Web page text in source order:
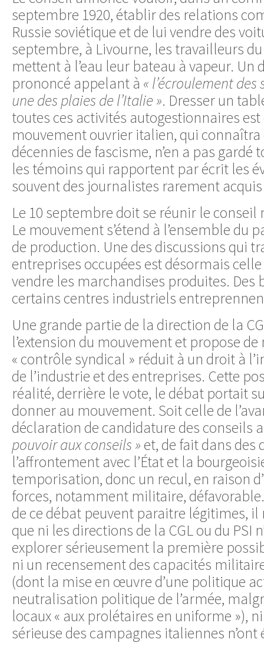
septembre 1920, établir des relations
Russie soviétique et de lui vendre des
septembre, à Livourne, les travailleurs
mettent à l’eau leur bateau à vapeur. Un
prononcé appelant à « l’écroulement
une des plaies de l’Italie ». Dresser un
toutes ces activités autogestionnaires
mouvement ouvrier italien, qui connaîtra
décennies de fascisme, n’en a pas
les témoins qui rapportent par écrit les
souvent des journalistes rarement
Le 10 septembre doit se réunir le conseil
Le mouvement s’étend à l’ensemble du
de production. Une des discussions qui
entreprises occupées est désormais
vendre les marchandises produites. Des
certains centres industriels
Une grande partie de la direction de la
l’extension du mouvement et propose de
« contrôle syndical » réduit à un droit à
de l’industrie et des entreprises. Cette
réalité, derrière le vote, le débat portait
donner au mouvement. Soit celle de
déclaration de candidature des conseils
pouvoir aux conseils »et, de fait dans des
l’affrontement avec l’État et la
temporisation, donc un recul, en raison
forces, notamment militaire,
de ce débat peuvent paraitre légitimes, il
que ni les directions de la CGL ou du PSI
explorer sérieusement la première
ni un recensement des capacités
(dont la mise en œuvre d’une politique
neutralisation politique de l’armée,
locaux « aux prolétaires en uniforme »),
sérieuse des campagnes italiennes